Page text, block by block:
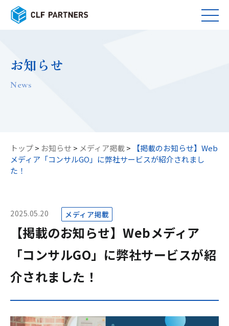
お知らせ
news
トップ> お知らせ > メディア掲載>
【掲載のお知らせ】Web
メディア「コンサルGO」に弊社サービスが紹介されまし
た！
2025.05.20 メディア掲載
【掲載のお知らせ】Webメディア
「コンサルGO」に弊社サービスが紹
介されました！